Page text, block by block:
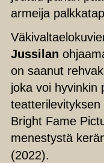
fullcredits/?
armeija
Jussilan
on saanut
joka voi hyvinkin
Bright Fame
menestystä
(2022).